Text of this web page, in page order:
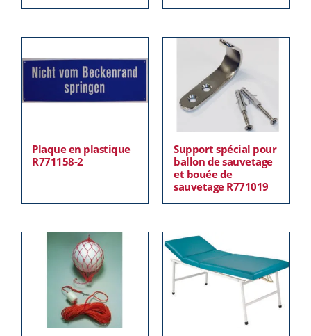
Plaque en plastique
R771158-2
Support spécial pour
ballon de sauvetage
et bouée de
sauvetage R771019